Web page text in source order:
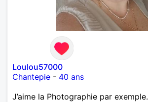
Loulou57000
Chantepie - 40 ans
J’aime la Photographie par exemple.